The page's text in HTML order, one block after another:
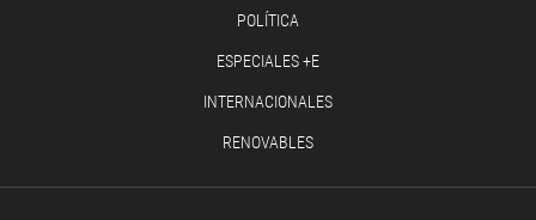
POLÍTICA
ESPECIALES +E
INTERNACIONALES
RENOVABLES